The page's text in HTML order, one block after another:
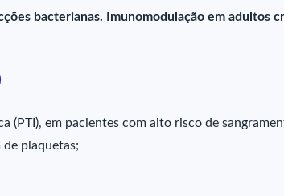
bacterianas. Imunomodulação em adultos
(PTI), em pacientes com alto risco de
plaquetas;